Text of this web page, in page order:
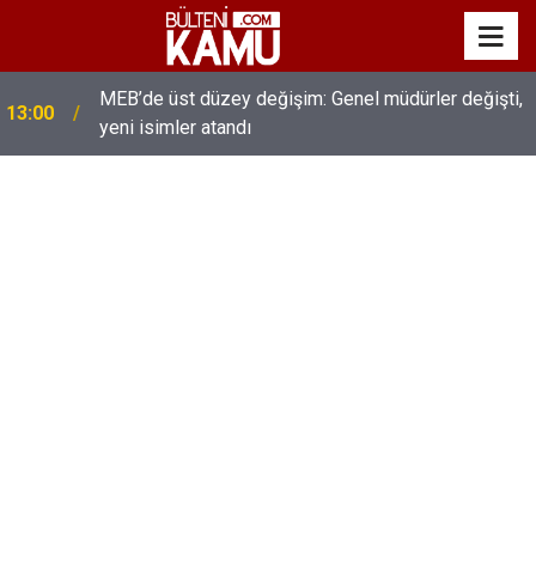
13:00
MEB’de üst düzey değişim: Genel müdürler değişti,
yeni isimler atandı